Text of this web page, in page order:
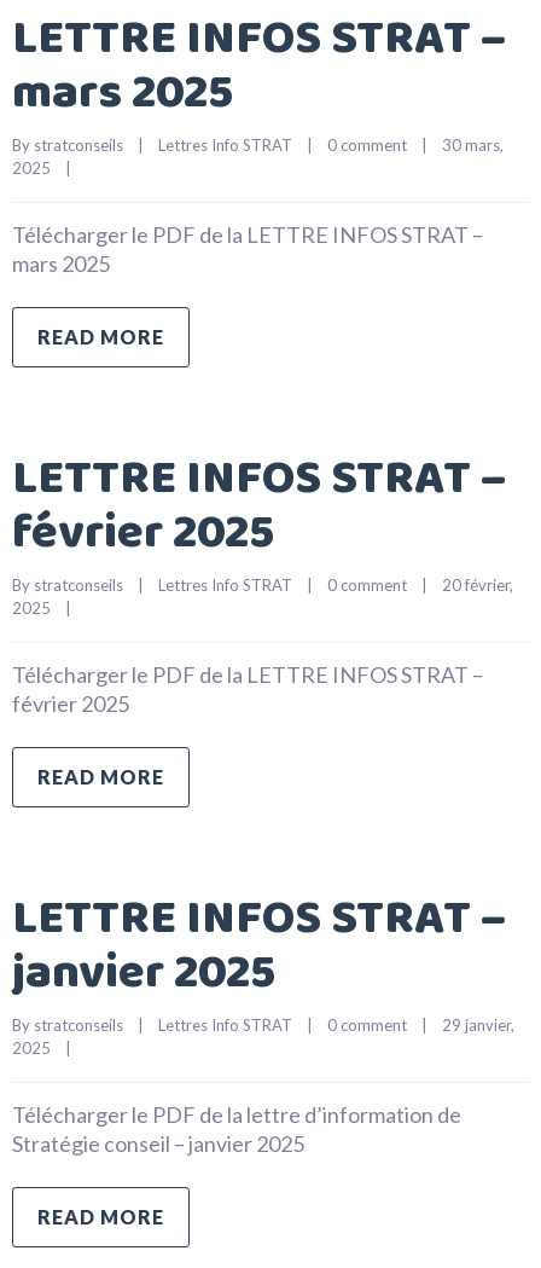
LETTRE INFOS STRAT –
mars 2025
By stratconseils Lettres Info STRAT 0 comment
30 mars,
2025
Télécharger le PDF de la LETTRE INFOS STRAT –
mars 2025
READ MORE
LETTRE INFOS STRAT –
février 2025
By stratconseils Lettres Info STRAT 0 comment
20 février,
2025
Télécharger le PDF de la LETTRE INFOS STRAT –
février 2025
READ MORE
LETTRE INFOS STRAT –
janvier 2025
By stratconseils Lettres Info STRAT 0 comment
29 janvier,
2025
Télécharger le PDF de la lettre d’information de
Stratégie conseil – janvier 2025
READ MORE